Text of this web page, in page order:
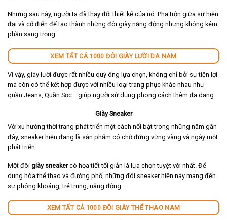
Nhưng sau này, người ta đã thay đổi thiết kế của nó. Pha trộn giữa sự hiện
đại và cổ điển để tạo thành những đôi giày năng động nhưng không kém
phần sang trọng
XEM TẤT CẢ 1000 ĐÔI GIÀY LƯỜI DA NAM
Vì vậy, giày lười được rất nhiều quý ông lựa chọn, không chỉ bởi sự tiện lợi
mà còn có thể kết hợp được với nhiều loại trang phục khác nhau như
quần Jeans, Quần Sọc… giúp người sử dụng phong cách thêm đa dạng
Giày Sneaker
Với xu hướng thời trang phát triển một cách nổi bật trong những năm gần
đây, sneaker hiện đang là sản phẩm có chỗ đứng vững vàng và ngày một
phát triển
Một đôi giày sneakercó họa tiết tối giản là lựa chọn tuyệt vời nhất. Để
dung hòa thể thao và đường phố, những đôi sneaker hiện này mang đến
sự phóng khoáng, trẻ trung, năng động
XEM TẤT CẢ 1000 ĐÔI GIÀY THỂ THAO NAM